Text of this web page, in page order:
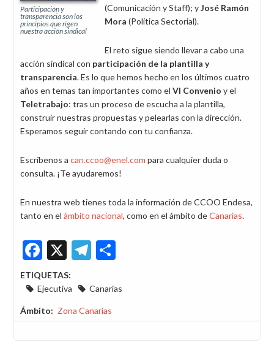
Participación y
transparencia son los
principios que rigen
nuestra acción sindical
(Comunicación y Staff); yJosé Ramón
Mora (Política Sectorial).
El reto sigue siendo llevar a cabo una
acción sindical con participación de la plantilla y
transparencia. Es lo que hemos hecho en los últimos cuatro
años en temas tan importantes como el VI Convenio y el
Teletrabajo: tras un proceso de escucha a la plantilla,
construir nuestras propuestas y pelearlas con la dirección.
Esperamos seguir contando con tu confianza.
Escríbenos a can.ccoo@enel.com para cualquier duda o
consulta. ¡Te ayudaremos!
En nuestra web tienes toda la información de CCOO Endesa,
tanto en el ámbito nacional, como en el ámbito deCanarias.
Facebook
X Telegram
ETIQUETAS:
Ejecutiva
Canarias
Ámbito Zona Canarias